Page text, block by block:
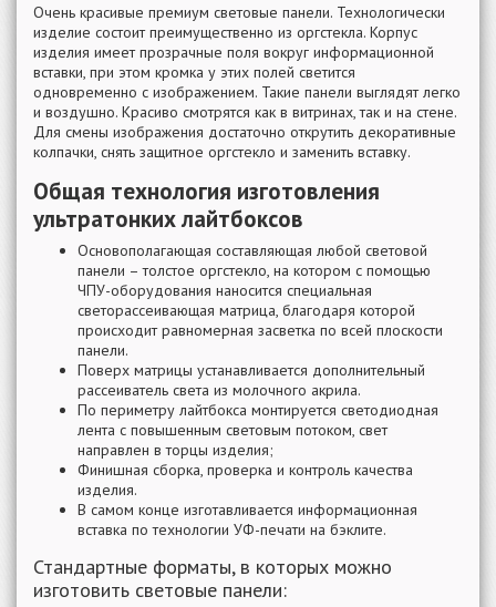
Очень красивые премиум световые панели. Технологически
изделие состоит преимущественно из оргстекла. Корпус
изделия имеет прозрачные поля вокруг информационной
вставки, при этом кромка у этих полей светится
одновременно с изображением. Такие панели выглядят легко
и воздушно. Красиво смотрятся как в витринах, так и на стене.
Для смены изображения достаточно открутить декоративные
колпачки, снять защитное оргстекло и заменить вставку.
Общая технология изготовления
ультратонких лайтбоксов
Основополагающая составляющая любой световой
панели – толстое оргстекло, на котором с помощью
ЧПУ-оборудования наносится специальная
светорассеивающая матрица, благодаря которой
происходит равномерная засветка по всей плоскости
панели.
Поверх матрицы устанавливается дополнительный
рассеиватель света из молочного акрила.
По периметру лайтбокса монтируется светодиодная
лента с повышенным световым потоком, свет
направлен в торцы изделия;
Финишная сборка, проверка и контроль качества
изделия.
В самом конце изготавливается информационная
вставка по технологии УФ-печати на бэклите.
Стандартные форматы, в которых можно
изготовить световые панели: